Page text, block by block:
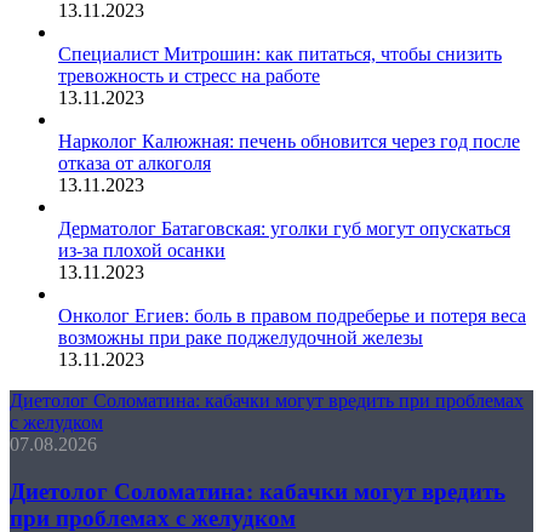
13.11.2023
Специалист Митрошин: как питаться, чтобы снизить
тревожность и стресс на работе
13.11.2023
Нарколог Калюжная: печень обновится через год после
отказа от алкоголя
13.11.2023
Дерматолог Батаговская: уголки губ могут опускаться
из-за плохой осанки
13.11.2023
Онколог Егиев: боль в правом подреберье и потеря веса
возможны при раке поджелудочной железы
13.11.2023
Диетолог Соломатина: кабачки могут вредить при проблемах
с желудком
07.08.2026
Диетолог Соломатина: кабачки могут вредить
при проблемах с желудком